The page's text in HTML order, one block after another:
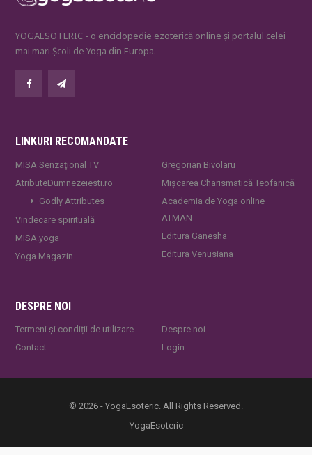
YOGAESOTERIC - o enciclopedie ezoterică online și portalul celei
mai mari Școli de Yoga din Europa.
LINKURI RECOMANDATE
MISA Senzaţional TV
AtributeDumnezeiesti.ro
Godly Attributes
Vindecare spirituală
MISA.yoga
Yoga Magazin
Gregorian Bivolaru
Mișcarea Charismatică Teofanică
Academia de Yoga online
ATMAN
Editura Ganesha
Editura Venusiana
DESPRE NOI
Termeni și condiții de utilizare
Contact
Despre noi
Login
© 2026 - YogaEsoteric. All Rights Reserved.
YogaEsoteric